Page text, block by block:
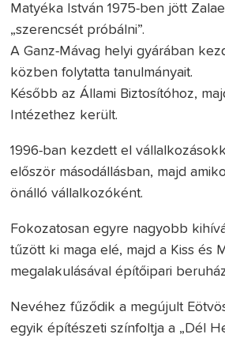
Matyéka István 1975-ben jött
„szerencsét próbálni”.
A Ganz-Mávag helyi gyárában
közben folytatta tanulmányait.
Később az Állami Biztosítóhoz,
Intézethez került.
1996-ban kezdett el
először másodállásban, majd
önálló vállalkozóként.
Fokozatosan egyre nagyobb
tűzött ki maga elé, majd a Kiss és
megalakulásával építőipari
Nevéhez fűződik a megújult
egyik építészeti színfoltja a „Dél